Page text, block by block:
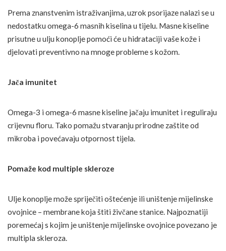
Prema znanstvenim istraživanjima, uzrok psorijaze nalazi se u
nedostatku omega-6 masnih kiselina u tijelu. Masne kiseline
prisutne u ulju konoplje pomoći će u hidrataciji vaše kože i
djelovati preventivno na mnoge probleme s kožom.
Jača imunitet
Omega-3 i omega-6 masne kiseline jačaju imunitet i reguliraju
crijevnu floru. Tako pomažu stvaranju prirodne zaštite od
mikroba i povećavaju otpornost tijela.
Pomaže kod multiple skleroze
Ulje konoplje može spriječiti oštećenje ili uništenje mijelinske
ovojnice – membrane koja štiti živčane stanice. Najpoznatiji
poremećaj s kojim je uništenje mijelinske ovojnice povezano je
multipla skleroza.